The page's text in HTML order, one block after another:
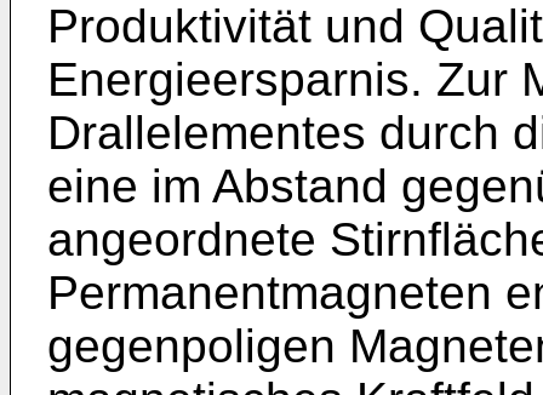
Produktivität und
Energieersparnis. Zur
Drallelementes durch
eine im Abstand
angeordnete
Permanentmagneten
gegenpoligen